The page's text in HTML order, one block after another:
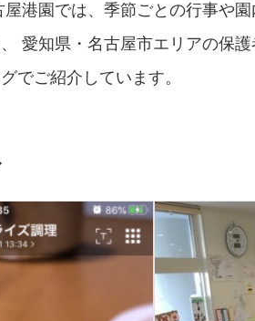
港園では、季節ごとの行事や
愛知県・名古屋市エリアの保
でご紹介しています。